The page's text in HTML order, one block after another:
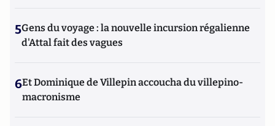
5Gens du voyage : la nouvelle incursion régalienne
d'Attal fait des vagues
6Et Dominique de Villepin accoucha du villepino-
macronisme